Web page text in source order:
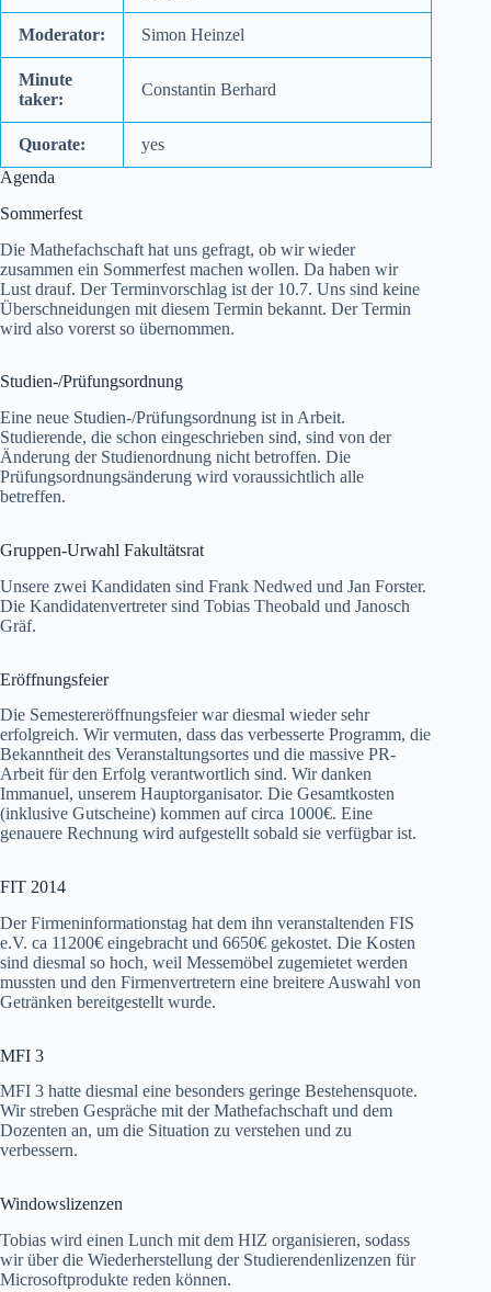
Moderator: Simon Heinzel
Minute
taker:
Constantin Berhard
Quorate:
yes
Agenda
Sommerfest
Die Mathefachschaft hat uns gefragt, ob wir wieder
zusammen ein Sommerfest machen wollen. Da haben wir
Lust drauf. Der Terminvorschlag ist der 10.7. Uns sind keine
Überschneidungen mit diesem Termin bekannt. Der Termin
wird also vorerst so übernommen.
Studien-/Prüfungsordnung
Eine neue Studien-/Prüfungsordnung ist in Arbeit.
Studierende, die schon eingeschrieben sind, sind von der
Änderung der Studienordnung nicht betroffen. Die
Prüfungsordnungsänderung wird voraussichtlich alle
betreffen.
Gruppen-Urwahl Fakultätsrat
Unsere zwei Kandidaten sind Frank Nedwed und Jan Forster.
Die Kandidatenvertreter sind Tobias Theobald und Janosch
Gräf.
Eröffnungsfeier
Die Semestereröffnungsfeier war diesmal wieder sehr
erfolgreich. Wir vermuten, dass das verbesserte Programm, die
Bekanntheit des Veranstaltungsortes und die massive PR-
Arbeit für den Erfolg verantwortlich sind. Wir danken
Immanuel, unserem Hauptorganisator. Die Gesamtkosten
(inklusive Gutscheine) kommen auf circa 1000€. Eine
genauere Rechnung wird aufgestellt sobald sie verfügbar ist.
FIT 2014
Der Firmeninformationstag hat dem ihn veranstaltenden FIS
e.V. ca 11200€ eingebracht und 6650€ gekostet. Die Kosten
sind diesmal so hoch, weil Messemöbel zugemietet werden
mussten und den Firmenvertretern eine breitere Auswahl von
Getränken bereitgestellt wurde.
MFI 3
MFI 3 hatte diesmal eine besonders geringe Bestehensquote.
Wir streben Gespräche mit der Mathefachschaft und dem
Dozenten an, um die Situation zu verstehen und zu
verbessern.
Windowslizenzen
Tobias wird einen Lunch mit dem HIZ organisieren, sodass
wir über die Wiederherstellung der Studierendenlizenzen für
Microsoftprodukte reden können.